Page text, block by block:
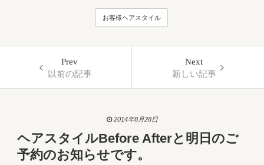
お客様ヘアスタイル
Prev
以前の記事
Next
新しい記事
2014年8月28日
ヘアスタイルBefore Afterと明日のご
予約のお知らせです。